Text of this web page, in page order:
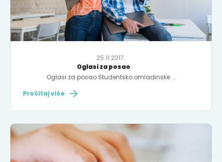
25.11.2017.
Oglasi za posao
Oglasi za posao Studentsko omladinske ...
Pročitaj više